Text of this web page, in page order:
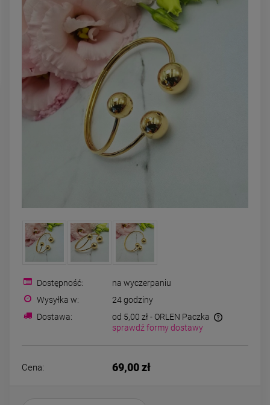
DO KOSZYKA
Bransoletka srebrna STAL
CHIRURGICZNA
cyrkonie
69,00 zł
DO KOSZYKA
Dostępność:
na wyczerpaniu
Wysyłka w:
24 godziny
Dostawa:
od 5,00 zł - ORLEN Paczka
sprawdź formy dostawy
Cena: 69,00 zł